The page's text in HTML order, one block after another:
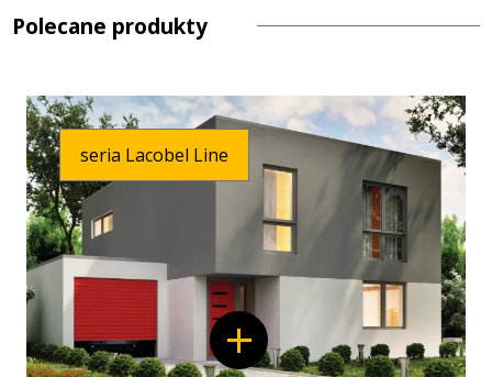
Polecane produkty
seria Lacobel Line